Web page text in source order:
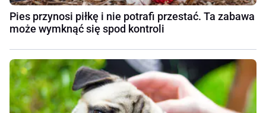
Pies przynosi piłkę i nie potrafi przestać. Ta zabawa
może wymknąć się spod kontroli